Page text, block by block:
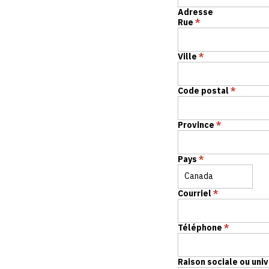
Adresse
Rue *
Ville *
Code postal *
Province *
Pays *
Courriel *
Téléphone *
Raison sociale ou